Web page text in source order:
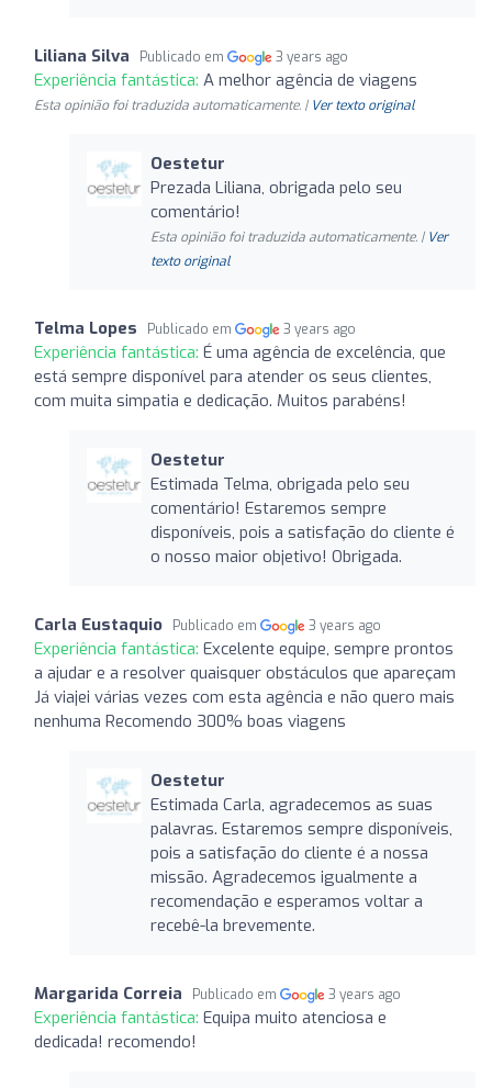
Liliana Silva Publicado em 3 years ago
Experiência fantástica: A melhor agência de viagens
Esta opinião foi traduzida automaticamente. | Ver texto original
Oestetur
Prezada Liliana, obrigada pelo seu
comentário!
Esta opinião foi traduzida automaticamente. | Ver
texto original
Telma Lopes Publicado em 3 years ago
Experiência fantástica: É uma agência de excelência, que
está sempre disponível para atender os seus clientes,
com muita simpatia e dedicação. Muitos parabéns!
Oestetur
Estimada Telma, obrigada pelo seu
comentário! Estaremos sempre
disponíveis, pois a satisfação do cliente é
o nosso maior objetivo! Obrigada.
Carla Eustaquio Publicado em 3 years ago
Experiência fantástica: Excelente equipe, sempre prontos
a ajudar e a resolver quaisquer obstáculos que apareçam
Já viajei várias vezes com esta agência e não quero mais
nenhuma Recomendo 300% boas viagens
Oestetur
Estimada Carla, agradecemos as suas
palavras. Estaremos sempre disponíveis,
pois a satisfação do cliente é a nossa
missão. Agradecemos igualmente a
recomendação e esperamos voltar a
recebê-la brevemente.
Margarida Correia Publicado em 3 years ago
Experiência fantástica: Equipa muito atenciosa e
dedicada! recomendo!